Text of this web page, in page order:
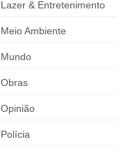
Lazer & Entretenimento
Meio Ambiente
Mundo
Obras
Opinião
Polícia